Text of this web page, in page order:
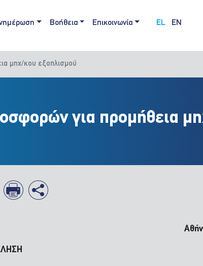
Βοήθεια Επικοινωνία EL EN
μηχ/κου εξοπλισμού
για προμήθεια